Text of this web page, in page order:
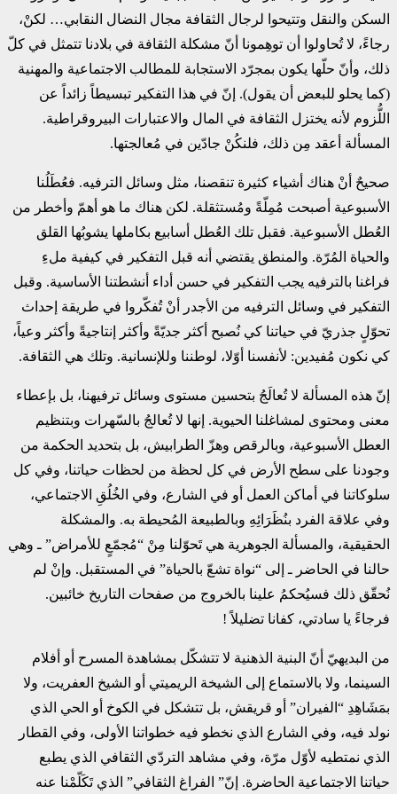
السكن والنقل وتتيحوا لرجال الثقافة مجال النضال النقابي… لكنْ،
رجاءً، لا تُحاولوا أن توهِمونا أنّ مشكلة الثقافة في بلادنا تتمثل في كلّ
ذلك، وأنّ حلّها يكون بمجرّد الاستجابة للمطالب الاجتماعية والمهنية
(كما يحلو للبعض أن يقول). إنّ في هذا التفكير تبسيطاً زائداً عن
اللُّزوم لأنه يختزل الثقافة في المال والاعتبارات البيروقراطية.
المسألة أعقد مِن ذلك، فلنكُنْ جادّين في مُعالجتها.
صحيحٌ أنْ هناك أشياء كثيرة تنقصنا، مثل وسائل الترفيه. فعُطَلُنا
الأسبوعية أصبحت مُمِلّةً ومُستثقلة. لكن هناك ما هو أهمّ وأخطر من
العُطل الأسبوعية. فقبل تلك العُطل أسابيع بكاملها يشوبُها القلق
والحياة المُرّة. والمنطق يقتضي أنه قبل التفكير في كيفية ملءِ
فراغنا بالترفيه يجب التفكير في حسن أداء أنشطتنا الأساسية. وقبل
التفكير في وسائل الترفيه من الأجدر أنْ تُفكّروا في طريقة إحداث
تحوّلٍ جذريّ في حياتنا كي نُصبح أكثر جديّةً وأكثر إنتاجيةً وأكثر وعياً،
كي نكون مُفيدين: لأنفسنا أوّلا، لوطننا وللإنسانية. وتلك هي الثقافة.
إنّ هذه المسألة لا تُعالَجُ بتحسين مستوى وسائل ترفيهنا، بل بإعطاء
معنى ومحتوى لمشاغلنا الحيوية. إنها لا تُعالجُ بالسّهرات وبتنظيم
العطل الأسبوعية، وبالرقص وهزّ الطرابيش، بل بتحديد الحكمة من
وجودنا على سطح الأرض في كل لحظة من لحظات حياتنا، وفي كل
سلوكاتنا في أماكن العمل أو في الشارع، وفي الخُلُقِ الاجتماعي،
وفي علاقة الفرد بنُظَرَائِهِ وبالطبيعة المُحيطة به. والمشكلة
الحقيقية، والمسألة الجوهرية هي تَحوّلنا مِنْ “مُجمّعٍ للأمراض” ـ وهي
حالنا في الحاضر ـ إلى “نواة تشعّ بالحياة” في المستقبل. وإنْ لم
نُحقّق ذلك فسيُحكمُ علينا بالخروج من صفحات التاريخ خائبين.
فرجاءً يا سادتي، كفانا تضليلاً !
من البديهيّ أنّ البنية الذهنية لا تتشكّل بمشاهدة المسرح أو أفلام
السينما، ولا بالاستماع إلى الشيخة الريميتي أو الشيخ العفريت، ولا
بمَشَاهِدِ “الفيران” أو قريقش، بل تتشكل في الكوخ أو الحي الذي
نولد فيه، وفي الشارع الذي نخطو فيه خطواتنا الأولى، وفي القطار
الذي نمتطيه لأوّل مرّة، وفي مشاهد التردّي الثقافي الذي يطبع
حياتنا الاجتماعية الحاضرة. إنّ” الفراغ الثقافي” الذي تَكَلّمْنا عنه